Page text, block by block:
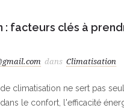
: facteurs clés à
dans Climatisation
climatisation ne sert pas
le confort, l'efficacité